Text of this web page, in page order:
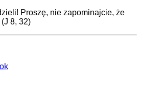
Proszę, nie zapominajcie, że
8, 32)